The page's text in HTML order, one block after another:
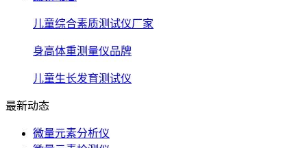
儿童综合素质测试仪厂家
身高体重测量仪品牌
儿童生长发育测试仪
最新动态
微量元素分析仪